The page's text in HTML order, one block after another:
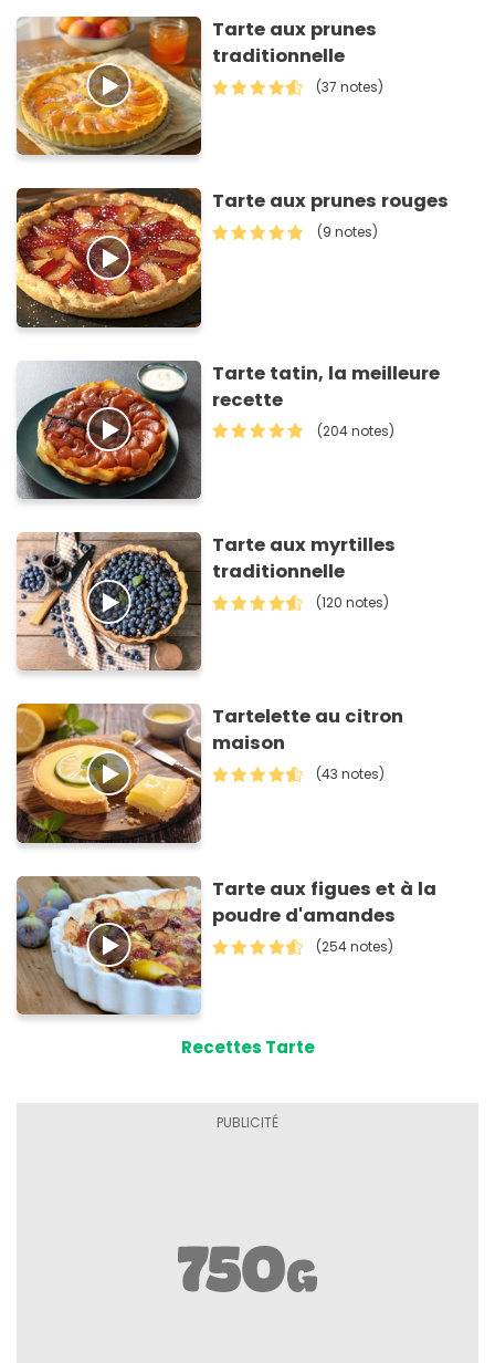
Tarte aux prunes
traditionnelle
(37 notes)
Tarte aux prunes rouges
(9 notes)
Tarte tatin, la meilleure
recette
(204 notes)
Tarte aux myrtilles
traditionnelle
(120 notes)
Tartelette au citron
maison
(43 notes)
Tarte aux figues et à la
poudre d'amandes
(254 notes)
Recettes Tarte